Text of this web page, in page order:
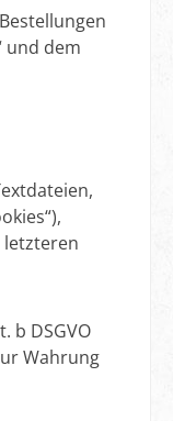
und dem
letzteren
b DSGVO
Wahrung